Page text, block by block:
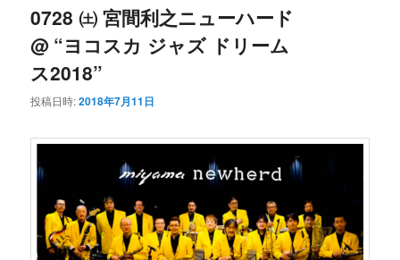
コ
テ
ツ
へ
ン
ン
へ
移
0728 ㈯ 宮間利之ニューハード
@ “ヨコスカ ジャズ ドリーム
ス2018”
投稿日時:2018年7月11日